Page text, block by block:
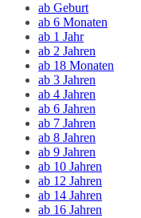
ab Geburt
ab 6 Monaten
ab 1 Jahr
ab 2 Jahren
ab 18 Monaten
ab 3 Jahren
ab 4 Jahren
ab 6 Jahren
ab 7 Jahren
ab 8 Jahren
ab 9 Jahren
ab 10 Jahren
ab 12 Jahren
ab 14 Jahren
ab 16 Jahren